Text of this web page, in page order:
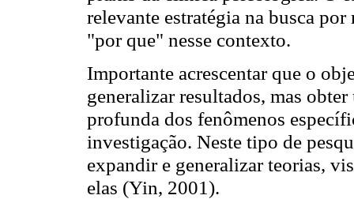
relevante estratégia na busca
"por que" nesse contexto.
Importante acrescentar que o
generalizar resultados, mas
profunda dos fenômenos
investigação. Neste tipo de
expandir e generalizar teorias,
elas (Yin, 2001).